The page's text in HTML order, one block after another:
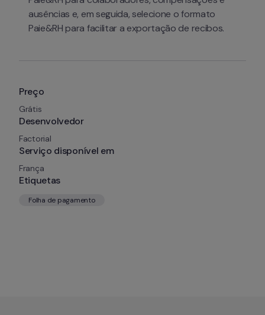
Preço
Grátis
Desenvolvedor
Factorial
Serviço disponível em
França
Etiquetas
Folha de pagamento
ausências e, em seguida, selecione o formato
Paie&RH para facilitar a exportação de recibos.